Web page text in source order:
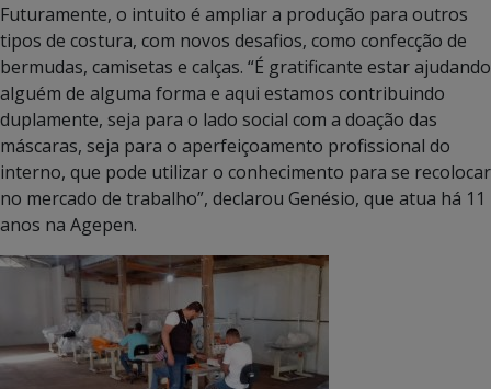
Futuramente, o intuito é ampliar a produção para outros
tipos de costura, com novos desafios, como confecção de
bermudas, camisetas e calças. “É gratificante estar ajudando
alguém de alguma forma e aqui estamos contribuindo
duplamente, seja para o lado social com a doação das
máscaras, seja para o aperfeiçoamento profissional do
interno, que pode utilizar o conhecimento para se recolocar
no mercado de trabalho”, declarou Genésio, que atua há 11
anos na Agepen.